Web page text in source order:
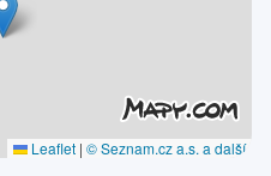
Leaflet | © Seznam.cz a.s. a další